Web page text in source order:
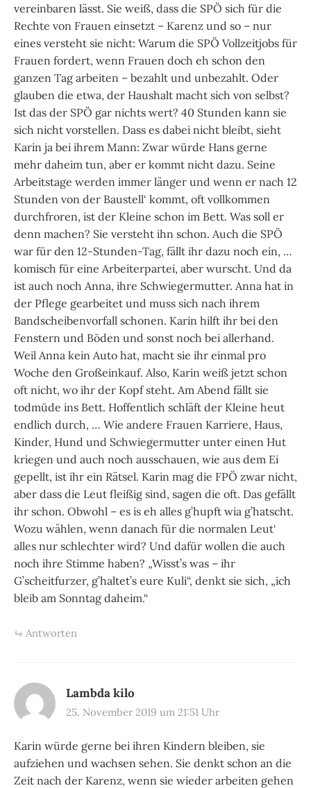
vereinbaren lässt. Sie weiß, dass die SPÖ sich für die
Rechte von Frauen einsetzt – Karenz und so – nur
eines versteht sie nicht: Warum die SPÖ Vollzeitjobs für
Frauen fordert, wenn Frauen doch eh schon den
ganzen Tag arbeiten – bezahlt und unbezahlt. Oder
glauben die etwa, der Haushalt macht sich von selbst?
Ist das der SPÖ gar nichts wert? 40 Stunden kann sie
sich nicht vorstellen. Dass es dabei nicht bleibt, sieht
Karin ja bei ihrem Mann: Zwar würde Hans gerne
mehr daheim tun, aber er kommt nicht dazu. Seine
Arbeitstage werden immer länger und wenn er nach 12
Stunden von der Baustell‘ kommt, oft vollkommen
durchfroren, ist der Kleine schon im Bett. Was soll er
denn machen? Sie versteht ihn schon. Auch die SPÖ
war für den 12-Stunden-Tag, fällt ihr dazu noch ein, …
komisch für eine Arbeiterpartei, aber wurscht. Und da
ist auch noch Anna, ihre Schwiegermutter. Anna hat in
der Pflege gearbeitet und muss sich nach ihrem
Bandscheibenvorfall schonen. Karin hilft ihr bei den
Fenstern und Böden und sonst noch bei allerhand.
Weil Anna kein Auto hat, macht sie ihr einmal pro
Woche den Großeinkauf. Also, Karin weiß jetzt schon
oft nicht, wo ihr der Kopf steht. Am Abend fällt sie
todmüde ins Bett. Hoffentlich schläft der Kleine heut
endlich durch, … Wie andere Frauen Karriere, Haus,
Kinder, Hund und Schwiegermutter unter einen Hut
kriegen und auch noch ausschauen, wie aus dem Ei
gepellt, ist ihr ein Rätsel. Karin mag die FPÖ zwar nicht,
aber dass die Leut fleißig sind, sagen die oft. Das gefällt
ihr schon. Obwohl – es is eh alles g’hupft wia g’hatscht.
Wozu wählen, wenn danach für die normalen Leut‘
alles nur schlechter wird? Und dafür wollen die auch
noch ihre Stimme haben? „Wisst’s was – ihr
G’scheitfurzer, g’haltet’s eure Kuli“, denkt sie sich, „ich
bleib am Sonntag daheim.“
Antworten
Lambda kilo
25. November 2019 um 21:51 Uhr
Karin würde gerne bei ihren Kindern bleiben, sie
aufziehen und wachsen sehen. Sie denkt schon an die
Zeit nach der Karenz, wenn sie wieder arbeiten gehen